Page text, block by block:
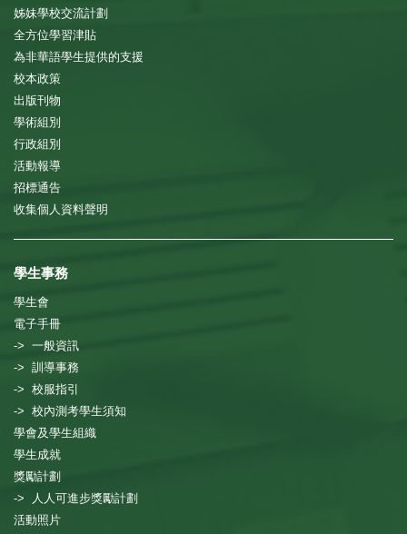
姊妹學校交流計劃
全方位學習津貼
為非華語學生提供的支援
校本政策
出版刊物
學術組別
行政組別
活動報導
招標通告
收集個人資料聲明
學生事務
學生會
電子手冊
-> 一般資訊
-> 訓導事務
-> 校服指引
-> 校內測考學生須知
學會及學生組織
學生成就
獎勵計劃
-> 人人可進步獎勵計劃
活動照片